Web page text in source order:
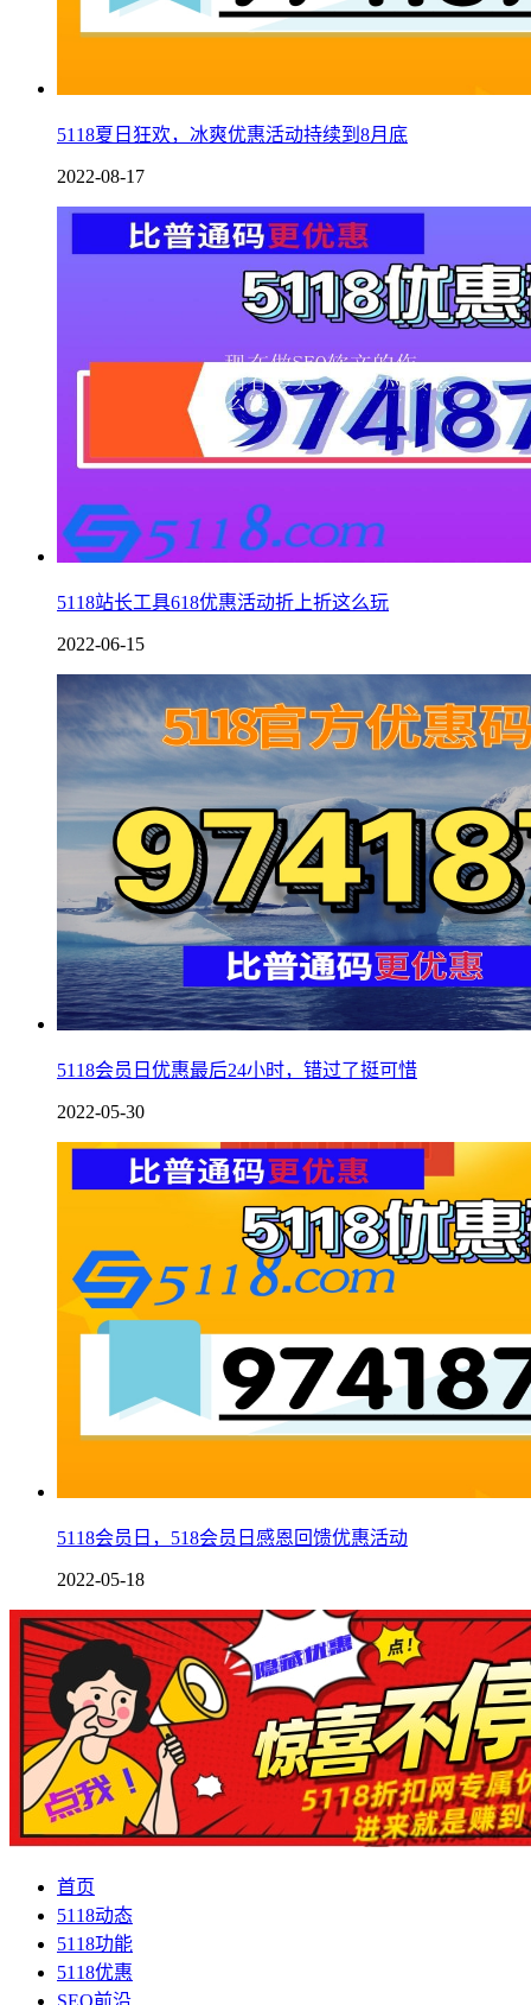
5118夏日狂欢，冰爽优惠活动持续到8月底
2022-08-17
5118站长工具618优惠活动折上折这么玩
2022-06-15
5118会员日优惠最后24小时，错过了挺可惜
2022-05-30
5118会员日，518会员日感恩回馈优惠活动
2022-05-18
首页
5118动态
5118功能
5118优惠